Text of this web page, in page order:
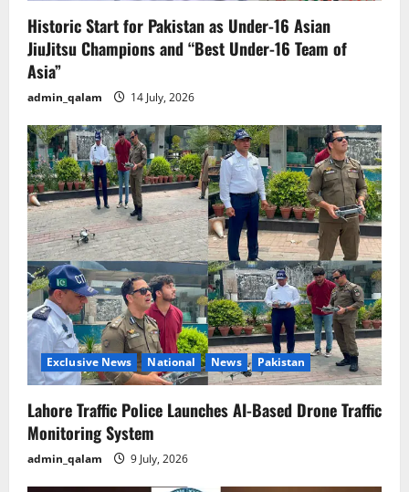
Historic Start for Pakistan as Under-16 Asian
JiuJitsu Champions and “Best Under-16 Team of
Asia”
admin_qalam 14 July, 2026
Exclusive News National News Pakistan
Lahore Traffic Police Launches AI-Based Drone Traffic
Monitoring System
admin_qalam 9 July, 2026